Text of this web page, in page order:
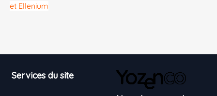
et Ellenium
Services du site